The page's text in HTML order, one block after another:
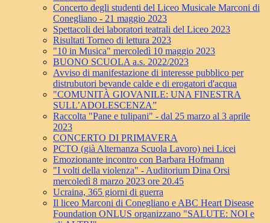
Concerto degli studenti del Liceo Musicale Marconi di
Conegliano - 21 maggio 2023
Spettacoli dei laboratori teatrali del Liceo 2023
Risultati Torneo di lettura 2023
"10 in Musica" mercoledì 10 maggio 2023
BUONO SCUOLA a.s. 2022/2023
Avviso di manifestazione di interesse pubblico per
distrubutori bevande calde e di erogatori d'acqua
"COMUNITÀ GIOVANILE: UNA FINESTRA
SULL’ADOLESCENZA”
Raccolta "Pane e tulipani" - dal 25 marzo al 3 aprile
2023
CONCERTO DI PRIMAVERA
PCTO (già Alternanza Scuola Lavoro) nei Licei
Emozionante incontro con Barbara Hofmann
"I volti della violenza" - Auditorium Dina Orsi
mercoledì 8 marzo 2023 ore 20.45
Ucraina, 365 giorni di guerra
Il liceo Marconi di Conegliano e ABC Heart Disease
Foundation ONLUS organizzano "SALUTE: NOI e